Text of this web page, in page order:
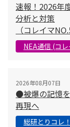
速報！2026年
分析と対策
（コレイマ
NEA通信 (コ
2026年08月07日
●被爆の記憶
再現へ
総研とりコレ！